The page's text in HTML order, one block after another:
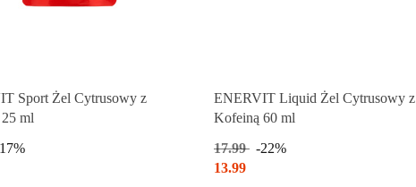
Produkt chwilowo niedostępny
Sport Żel Cytrusowy z
ml
Produkt chwilowo niedostępny
ENERVIT Liquid Żel Cytrusowy z
Kofeiną 60 ml
17.99
-22%
13.99